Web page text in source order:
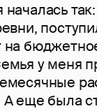
на
у меня
А еще была